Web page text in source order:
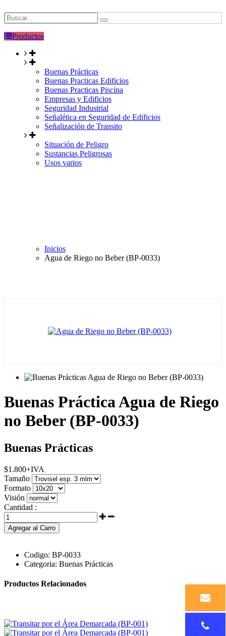
Productos
Buenas Prácticas
Buenas Practicas Edificios
Buenas Practicas Piscina
Empresas y Edificios
Seguridad Industrial
Señalética en Seguridad de Edificios
Señalización de Transito
Situación de Peligro
Sustancias Peligrosas
Usos varios
Inicios
Agua de Riego no Beber (BP-0033)
Buenas Práctica Agua de Riego
no Beber (BP-0033)
Buenas Prácticas
$1.800+IVA
Tamaño
Formato
Visión
Cantidad :
Agregar al Carro
Codigo: BP-0033
Categoria: Buenas Prácticas
Productos Relacionados